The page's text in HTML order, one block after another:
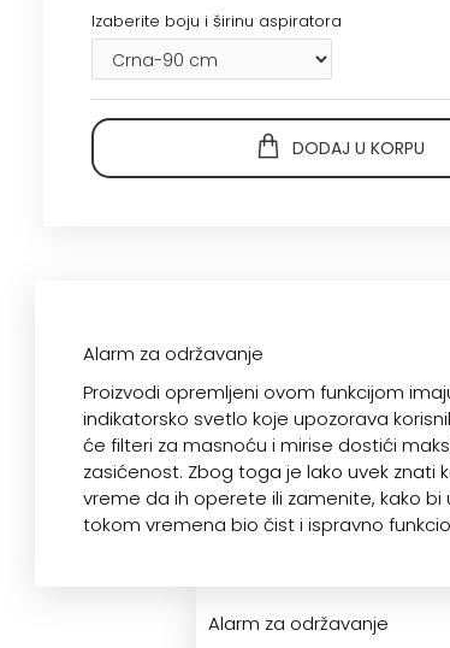
Izaberite boju i širinu aspiratora
DODAJ U KORPU
Alarm za održavanje
Proizvodi opremljeni ovom funkcijom
indikatorsko svetlo koje upozorava
će filteri za masnoću i mirise dostići
zasićenost. Zbog toga je lako uvek znati
vreme da ih operete ili zamenite, kako bi
tokom vremena bio čist i ispravno
Alarm za održavanje